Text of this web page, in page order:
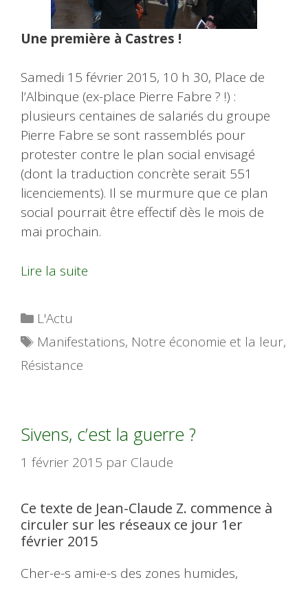
Une première à Castres !
Samedi 15 février 2015, 10 h 30, Place de
l’Albinque (ex-place Pierre Fabre ? !) :
plusieurs centaines de salariés du groupe
Pierre Fabre se sont rassemblés pour
protester contre le plan social envisagé
(dont la traduction concrète serait 551
licenciements). Il se murmure que ce plan
social pourrait être effectif dès le mois de
mai prochain.
Lire la suite
Catégories
L'Actu
Étiquettes
Manifestations, Notre économie et la leur,
Résistance
Sivens, c’est la guerre ?
1 février 2015 par Claude
Ce texte de Jean-Claude Z. commence à
circuler sur les réseaux ce jour 1er
février 2015
Cher-e-s ami-e-s des zones humides,